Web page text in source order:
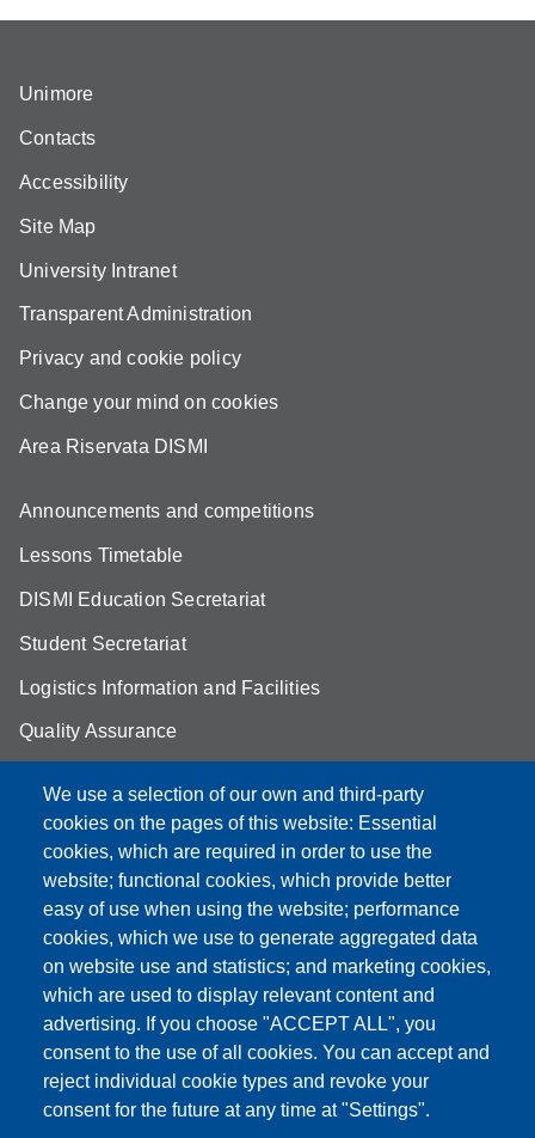
We use a selection of our own and third-party
cookies on the pages of this website: Essential
cookies, which are required in order to use the
website; functional cookies, which provide better
easy of use when using the website; performance
cookies, which we use to generate aggregated data
on website use and statistics; and marketing cookies,
which are used to display relevant content and
advertising. If you choose "ACCEPT ALL", you
consent to the use of all cookies. You can accept and
reject individual cookie types and revoke your
consent for the future at any time at "Settings".
Unimore
Contacts
Accessibility
Site Map
University Intranet
Transparent Administration
Privacy and cookie policy
Change your mind on cookies
Area Riservata DISMI
Announcements and competitions
Lessons Timetable
DISMI Education Secretariat
Student Secretariat
Logistics Information and Facilities
Quality Assurance
Aule Unimore
prenotazione autocarro DISMI
Partita IVA: 00427620364
Dipartimento di Scienze e Metodi dell'Ingegneria
Sede: Via Amendola 2 - 42122 Reggio Emilia
E-mail: amministrazione.dismi@unimore.it |
didattica.dismi@unimore.it